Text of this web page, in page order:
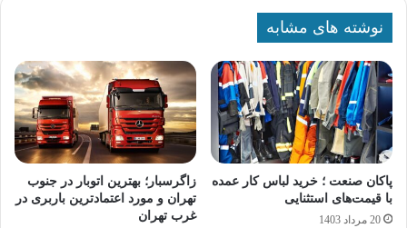
نوشته های مشابه
پاکان صنعت ؛ خرید لباس کار عمده
با قیمت‌های استثنایی
20 مرداد 1403
زاگرسبار؛ بهترین اتوبار در جنوب
تهران و مورد اعتمادترین باربری در
غرب تهران